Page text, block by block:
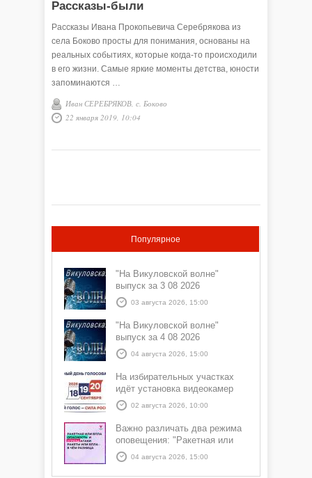
Рассказы-были
Рассказы Ивана Прокопьевича Серебрякова из
села Боково просты для понимания, основаны на
реальных событиях, которые когда-то происходили
в его жизни. Самые яркие моменты детства, юности
запоминаются …
Иван СЕРЕБРЯКОВ, с. Боково
22 января 2019, 10:04
Популярное
"На Викуловской волне"
выпуск за 3 08 2026
03 августа 2026, 15:00
"На Викуловской волне"
выпуск за 4 08 2026
04 августа 2026, 15:00
На избирательных участках
идёт установка видеокамер
02 августа 2026, 10:00
Важно различать два режима
оповещения: "Ракетная или
БПЛА опасность" и "Угроза
атаки ракеты или БПЛА"
04 августа 2026, 15:00